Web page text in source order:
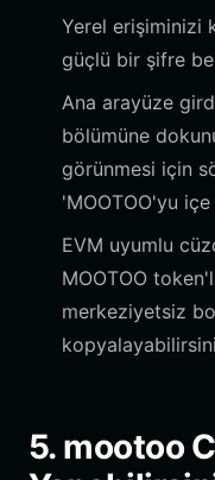
Yerel erişiminizi
güçlü bir şifre
Ana arayüze
bölümüne
görünmesi için
'MOOTOO'yu içe
EVM uyumlu
MOOTOO
merkeziyetsiz
5. mootoo